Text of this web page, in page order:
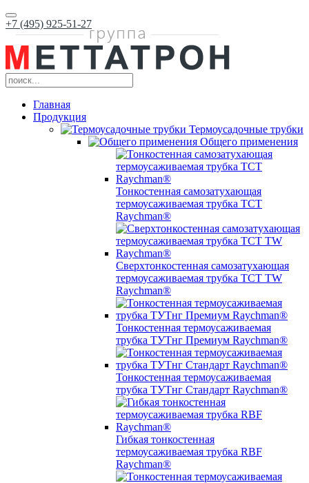
+7 (495) 925-51-27
Главная
Продукция
Термоусадочные трубки
Общего применения
Тонкостенная самозатухающая
термоусаживаемая трубка ТCT
Raychman®
Сверхтонкостенная самозатухающая
термоусаживаемая трубка ТCT TW
Raychman®
Тонкостенная термоусаживаемая
трубка ТУТнг Премиум Raychman®
Тонкостенная термоусаживаемая
трубка ТУТнг Стандарт Raychman®
Гибкая тонкостенная
термоусаживаемая трубка RBF
Raychman®